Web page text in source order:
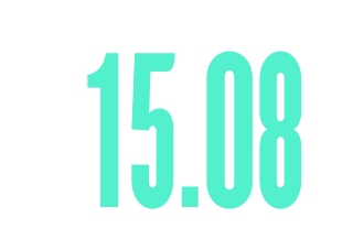
15.08